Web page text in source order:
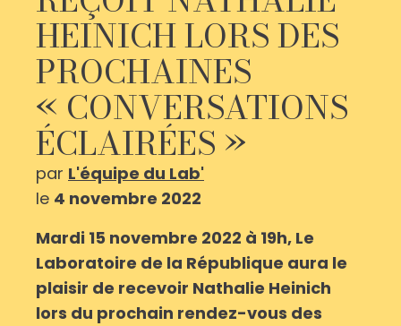
HEINICH LORS DES
PROCHAINES
« CONVERSATIONS
ÉCLAIRÉES »
par L'équipe du Lab'
le 4 novembre 2022
Mardi 15 novembre 2022 à 19h, Le
Laboratoire de la République aura le
plaisir de recevoir Nathalie Heinich
lors du prochain rendez-vous des